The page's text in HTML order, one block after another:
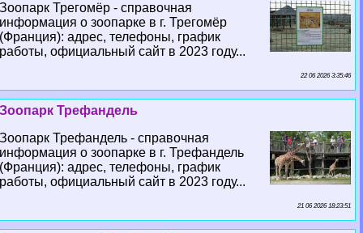
Зоопарк Трегомёр - справочная
информация о зоопарке в г. Трегомёр
(Франция): адрес, телефоны, график
работы, официальный сайт в 2023 году...
22 06 2026 3:35:46
Зоопарк Трефандель
Зоопарк Трефандель - справочная
информация о зоопарке в г. Трефандель
(Франция): адрес, телефоны, график
работы, официальный сайт в 2023 году...
21 06 2026 18:23:51